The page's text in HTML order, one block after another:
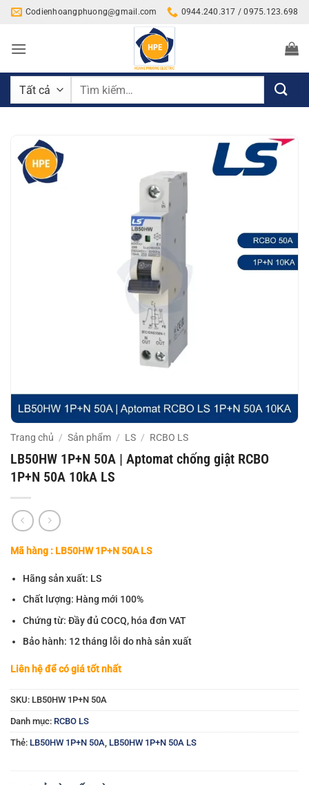
Bỏ
nội
Codienhoangphuong@gmail.com 0944.240.317 / 0975.123.698
Tìm
Trang chủ / Sản phẩm / LS / RCBO LS
LB50HW 1P+N 50A | Aptomat chống giật RCBO
1P+N 50A 10kA LS
Mã hàng : LB50HW 1P+N 50A LS
Hãng sản xuất: LS
Chất lượng: Hàng mới 100%
Chứng từ: Đầy đủ COCQ, hóa đơn VAT
Bảo hành: 12 tháng lỗi do nhà sản xuất
Liên hệ để có giá tốt nhất
SKU: LB50HW 1P+N 50A
Danh mục: RCBO LS
Thẻ: LB50HW 1P+N 50A, LB50HW 1P+N 50A LS